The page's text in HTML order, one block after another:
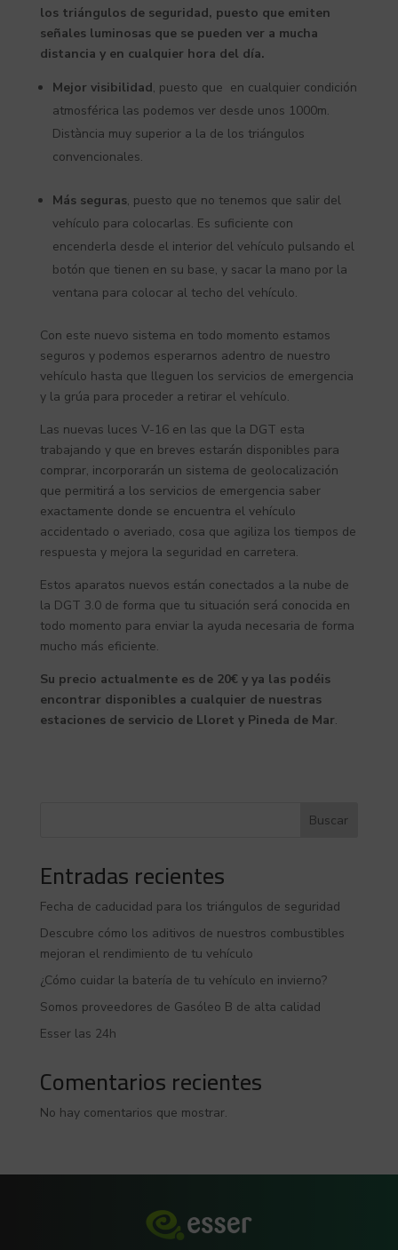
los triángulos de seguridad, puesto que emiten
señales luminosas que se pueden ver a mucha
distancia y en cualquier hora del día.
Mejor visibilidad, puesto que en cualquier condición
atmosférica las podemos ver desde unos 1000m.
Distància muy superior a la de los triángulos
convencionales.
Más seguras, puesto que no tenemos que salir del
vehículo para colocarlas. Es suficiente con
encenderla desde el interior del vehículo pulsando el
botón que tienen en su base, y sacar la mano por la
ventana para colocar al techo del vehículo.
Con este nuevo sistema en todo momento estamos
seguros y podemos esperarnos adentro de nuestro
vehículo hasta que lleguen los servicios de emergencia
y la grúa para proceder a retirar el vehículo.
Las nuevas luces V-16 en las que la DGT esta
trabajando y que en breves estarán disponibles para
comprar, incorporarán un sistema de geolocalización
que permitirá a los servicios de emergencia saber
exactamente donde se encuentra el vehículo
accidentado o averiado, cosa que agiliza los tiempos de
respuesta y mejora la seguridad en carretera.
Estos aparatos nuevos están conectados a la nube de
la DGT 3.0 de forma que tu situación será conocida en
todo momento para enviar la ayuda necesaria de forma
mucho más eficiente.
Su precio actualmente es de 20€ y ya las podéis
encontrar disponibles a cualquier de nuestras
estaciones de servicio de Lloret y Pineda de Mar.
Buscar
Entradas recientes
Fecha de caducidad para los triángulos de seguridad
Descubre cómo los aditivos de nuestros combustibles
mejoran el rendimiento de tu vehículo
¿Cómo cuidar la batería de tu vehículo en invierno?
Somos proveedores de Gasóleo B de alta calidad
Esser las 24h
Comentarios recientes
No hay comentarios que mostrar.